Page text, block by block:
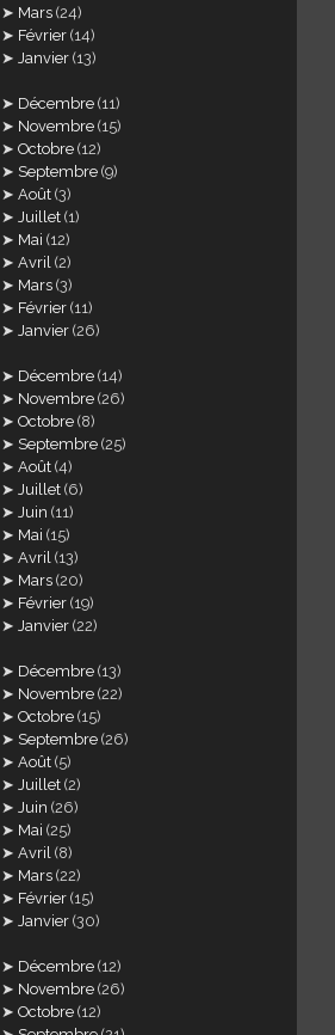
Mars (24)
Février (14)
Janvier (13)
Décembre (11)
Novembre (15)
Octobre (12)
Septembre (9)
Août (3)
Juillet (1)
Mai (12)
Avril (2)
Mars (3)
Février (11)
Janvier (26)
Décembre (14)
Novembre (26)
Octobre (8)
Septembre (25)
Août (4)
Juillet (6)
Juin (11)
Mai (15)
Avril (13)
Mars (20)
Février (19)
Janvier (22)
Décembre (13)
Novembre (22)
Octobre (15)
Septembre (26)
Août (5)
Juillet (2)
Juin (26)
Mai (25)
Avril (8)
Mars (22)
Février (15)
Janvier (30)
Décembre (12)
Novembre (26)
Octobre (12)